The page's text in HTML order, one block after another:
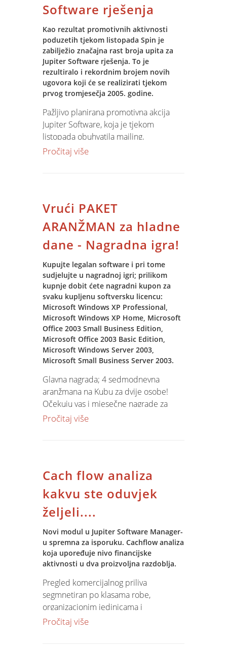
Software rješenja
Kao rezultat promotivnih aktivnosti
poduzetih tjekom listopada Spin je
zabilježio značajna rast broja upita za
Jupiter Software rješenja. To je
rezultiralo i rekordnim brojem novih
ugovora koji će se realizirati tjekom
prvog tromjesečja 2005. godine.
Pažljivo planirana promotivna akcija
Jupiter Software, koja je tjekom
listopada obuhvatila mailing,
oglašavanje u stručnim časopisima i na
Osobiti interes su pokazale tvrtke u
domeni proizvodnje hrane zbog
sustava sljedivosti, tvrtke iz
komunalne tvrtke.
U tjeku je ugovaranje poslova koji će se
realizirati u prvom tromjesečju 2005,
odnosno započelo je punjenje knjige
narudžbi i za drugi kvartal slijedeće
godine.
Pročitaj više
Vrući PAKET
ARANŽMAN za hladne
dane - Nagradna igra!
Kupujte legalan software i pri tome
sudjelujte u nagradnoj igri; prilikom
kupnje dobit ćete nagradni kupon za
svaku kupljenu softversku licencu:
Microsoft Windows XP Professional,
Microsoft Windows XP Home, Microsoft
Office 2003 Small Business Edition,
Microsoft Office 2003 Basic Edition,
Microsoft Windows Server 2003,
Microsoft Small Business Server 2003.
Glavna nagrada; 4 sedmodnevna
aranžmana na Kubu za dvije osobe!
Očekuju vas i mjesečne nagrade za
HLADNE DANE: 3 kućna kina, 3
15.12.04. i 17.01.05. a izvlačenje glavne
nagrade je 17.01.2005. PIRATI OVE
GODINE NEĆE VIDJETI KUBU!!! Više
detalja pogledajte na
Pročitaj više
Cach flow analiza
kakvu ste oduvjek
željeli....
Novi modul u Jupiter Software Manager-
u spremna za isporuku. Cachflow analiza
koja upoređuje nivo financijske
aktivnosti u dva proizvoljna razdoblja.
Pregled komercijalnog priliva
segmnetiran po klasama robe,
organizacionim jedinicama i
komercijalsitima. Dvostruka dubinska
Pročitaj više